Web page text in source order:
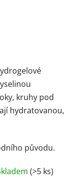
kruhy pod
hydratovanou,
původu.
(>5 ks)